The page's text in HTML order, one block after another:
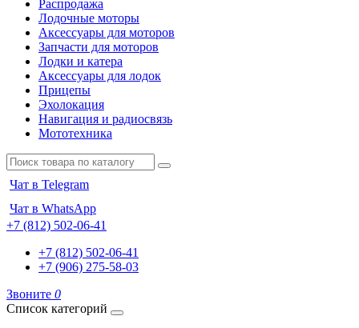
Распродажа
Лодочные моторы
Аксессуары для моторов
Запчасти для моторов
Лодки и катера
Аксессуары для лодок
Прицепы
Эхолокация
Навигация и радиосвязь
Мототехника
Чат в Telegram
Чат в WhatsApp
+7 (812) 502-06-41
+7 (812) 502-06-41
+7 (906) 275-58-03
Звоните 0
Список категорий